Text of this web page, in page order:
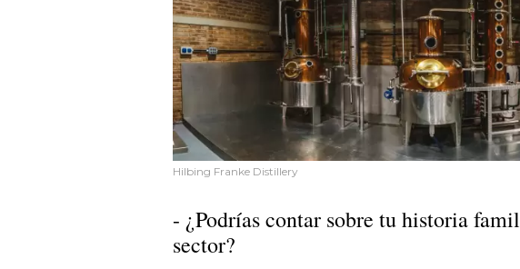
Hilbing Franke Distillery
- ¿Podrías contar sobre tu historia
sector?